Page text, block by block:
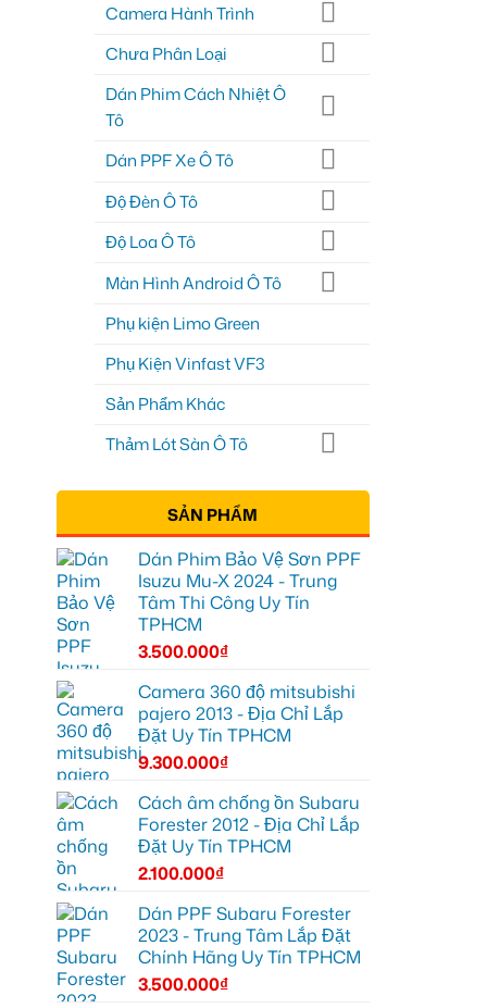
Camera Hành Trình
Chưa Phân Loại
Dán Phim Cách Nhiệt Ô
Tô
Dán PPF Xe Ô Tô
Độ Đèn Ô Tô
Độ Loa Ô Tô
Màn Hình Android Ô Tô
Phụ kiện Limo Green
Phụ Kiện Vinfast VF3
Sản Phẩm Khác
Thảm Lót Sàn Ô Tô
SẢN PHẨM
Dán Phim Bảo Vệ Sơn PPF
Isuzu Mu-X 2024 - Trung
Tâm Thi Công Uy Tín
TPHCM
3.500.000₫
Camera 360 độ mitsubishi
pajero 2013 - Địa Chỉ Lắp
Đặt Uy Tín TPHCM
9.300.000₫
Cách âm chống ồn Subaru
Forester 2012 - Địa Chỉ Lắp
Đặt Uy Tín TPHCM
2.100.000₫
Dán PPF Subaru Forester
2023 - Trung Tâm Lắp Đặt
Chính Hãng Uy Tín TPHCM
3.500.000₫